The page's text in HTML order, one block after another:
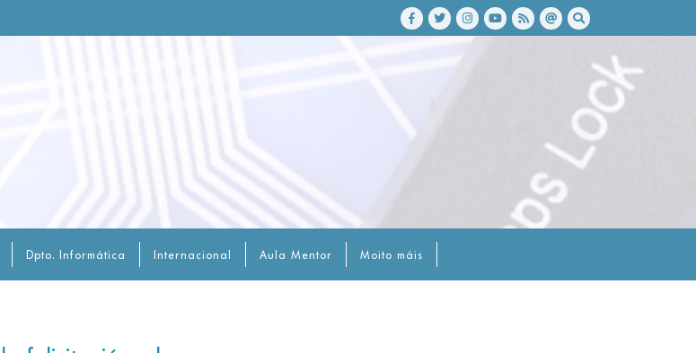
Dpto. Informática Internacional Aula Mentor Moito máis